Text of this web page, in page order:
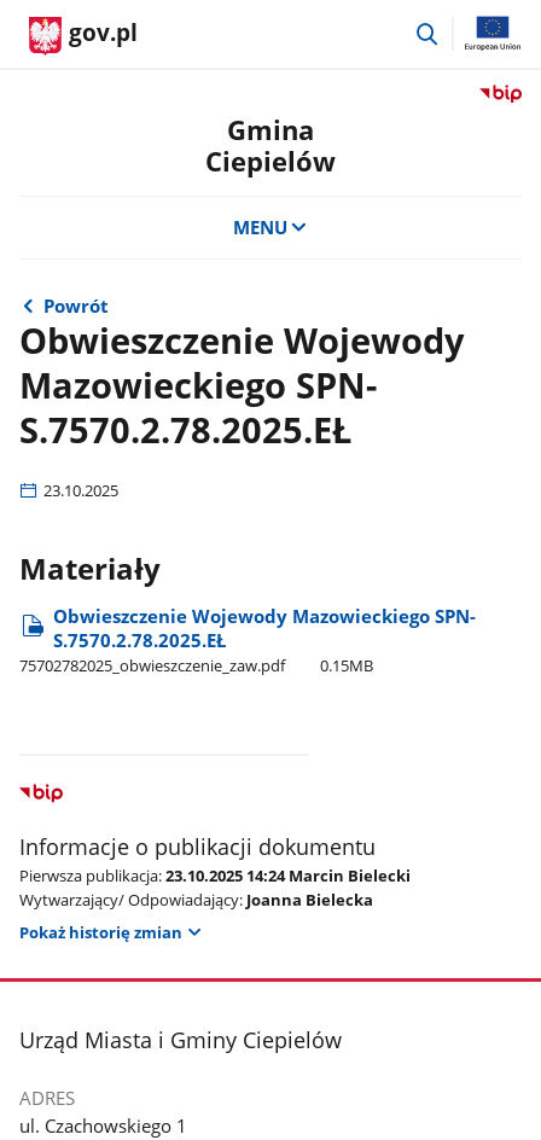
gov.pl
przejdź
Przejdź
Gmina
Ciepielów
MENU
Powrót
Obwieszczenie Wojewody
Mazowieckiego SPN-
S.7570.2.78.2025.EŁ
23.10.2025
Materiały
Obwieszczenie Wojewody Mazowieckiego SPN-
S.7570.2.78.2025.EŁ
75702782025​_obwieszczenie​_zaw.pdf 0.15MB
Informacje o publikacji dokumentu
Pierwsza publikacja:23.10.2025 14:24 Marcin Bielecki
Wytwarzający/ Odpowiadający: Joanna Bielecka
Pokaż historię zmian
stopka
Urząd Miasta i Gminy Ciepielów
ADRES
ul. Czachowskiego 1